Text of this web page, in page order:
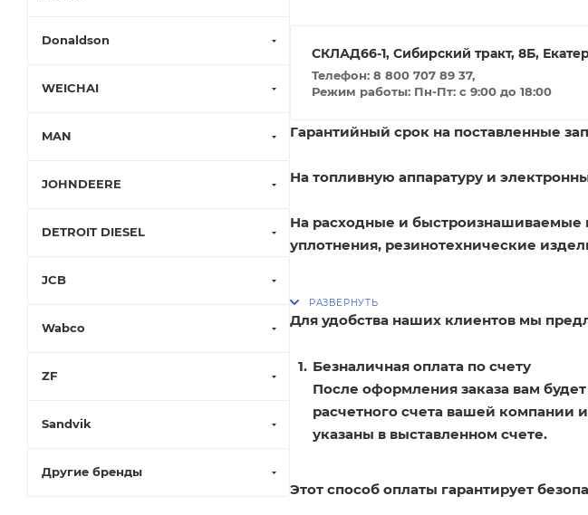
СКЛАД66-1, Сибирский тракт, 8Б,
Телефон: 8 800 707 89 37,
Режим работы: Пн-Пт: с 9:00 до 18:00
Гарантийный срок на поставленные
На топливную аппаратуру и
На расходные и
уплотнения, резинотехнические
Для удобства наших клиентов мы
Безналичная оплата по счету
После оформления заказа вам
расчетного счета вашей компании
указаны в выставленном счете.
Этот способ оплаты гарантирует
Donaldson
WEICHAI
MAN
JOHNDEERE
DETROIT DIESEL
JCB
Wabco
ZF
Sandvik
Другие бренды